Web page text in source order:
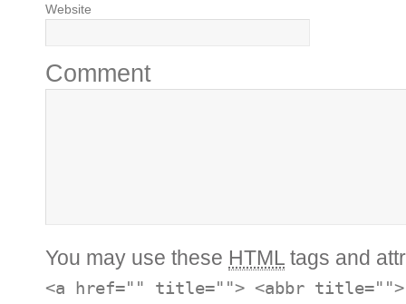
Website
Comment
You may use these HTML tags and
<a href="" title=""> <abbr title="">